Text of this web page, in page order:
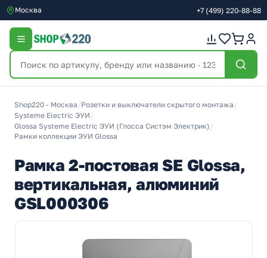
Москва +7 (499) 220-88-88
Shop220 - Москва /Розетки и выключатели скрытого монтажа /
Systeme Electric ЭУИ /
Glossa Systeme Electric ЭУИ (Глосса Систэм Электрик) /
Рамки коллекции ЭУИ Glossa
Рамка 2-постовая SE Glossa,
вертикальная, алюминий
GSL000306